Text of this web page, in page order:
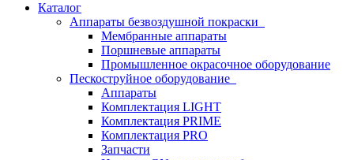
Каталог
Аппараты безвоздушной покраски
Мембранные аппараты
Поршневые аппараты
Промышленное окрасочное оборудование
Пескоструйное оборудование
Аппараты
Комплектация LIGHT
Комплектация PRIME
Комплектация PRO
Запчасти